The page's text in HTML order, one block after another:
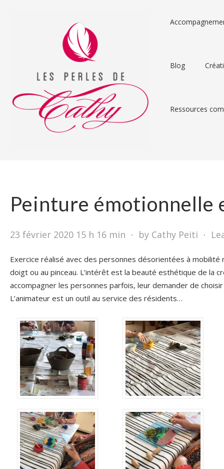
Blog
Ressources
Peinture émotionnelle
23 février 2020 15 h 16 min ⋅ by Cathy Peiti ⋅
Exercice réalisé avec des personnes désorientées à
doigt ou au pinceau. L’intérêt est la beauté esthétique de la
accompagner les personnes parfois, leur demander de
L’animateur est un outil au service des résidents…